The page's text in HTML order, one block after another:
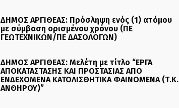
ΔΗΜΟΣ ΑΡΓΙΘΕΑΣ: Πρόσληψη ενός (1) ατόμου
με σύμβαση ορισμένου χρόνου (ΠΕ
ΓΕΩΤΕΧΝΙΚΩΝ/ΠΕ ΔΑΣΟΛΟΓΩΝ)
ΔΗΜΟΣ ΑΡΓΙΘΕΑΣ: Μελέτη με τίτλο “ΕΡΓΑ
ΑΠΟΚΑΤΑΣΤΑΣΗΣ ΚΑΙ ΠΡΟΣΤΑΣΙΑΣ ΑΠΟ
ΕΝΔΕΧΟΜΕΝΑ ΚΑΤΟΛΙΣΘΗΤΙΚΑ ΦΑΙΝΟΜΕΝΑ (Τ.Κ.
ΑΝΘΗΡΟΥ)”